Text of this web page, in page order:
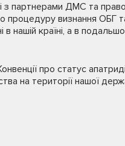
партнерами ДМС та
процедуру визнання ОБГ
нашій країні, а в
про статус
на території нашої